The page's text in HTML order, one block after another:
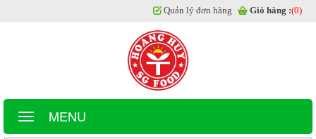
MENU
Quản lý đơn hàng Giỏ hàng :(0)